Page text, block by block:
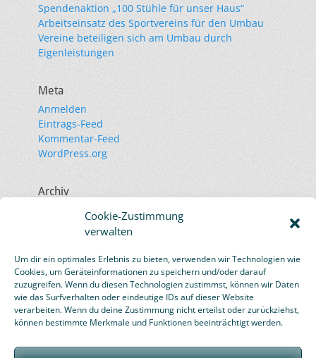
Cookie-Zustimmung
verwalten
Um dir ein optimales Erlebnis zu bieten, verwenden wir Technologien wie
Cookies, um Geräteinformationen zu speichern und/oder darauf
zuzugreifen. Wenn du diesen Technologien zustimmst, können wir Daten
wie das Surfverhalten oder eindeutige IDs auf dieser Website
verarbeiten. Wenn du deine Zustimmung nicht erteilst oder zurückziehst,
können bestimmte Merkmale und Funktionen beeinträchtigt werden.
Spendenaktion „100 Stühle für unser Haus“
Arbeitseinsatz des Sportvereins für den Umbau
Vereine beteiligen sich am Umbau durch
Eigenleistungen
Meta
Anmelden
Eintrags-Feed
Kommentar-Feed
WordPress.org
Archiv
November 2023
September 2020
November 2019
Oktober 2019
März 2019
Januar 2019
Februar 2016